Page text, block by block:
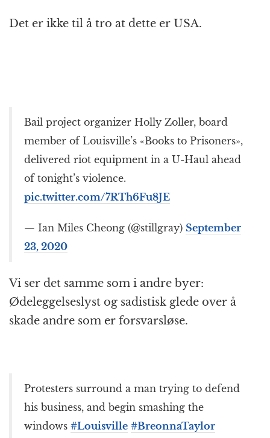
Det er ikke til å tro at dette er USA.
Bail project organizer Holly Zoller, board
member of Louisville’s «Books to Prisoners»,
delivered riot equipment in a U-Haul ahead
of tonight’s violence.
pic.twitter.com/7RTh6Fu8JE
— Ian Miles Cheong (@stillgray) September
23, 2020
Vi ser det samme som i andre byer:
Ødeleggelseslyst og sadistisk glede over å
skade andre som er forsvarsløse.
Protesters surround a man trying to defend
his business, and begin smashing the
windows #Louisville #BreonnaTaylor